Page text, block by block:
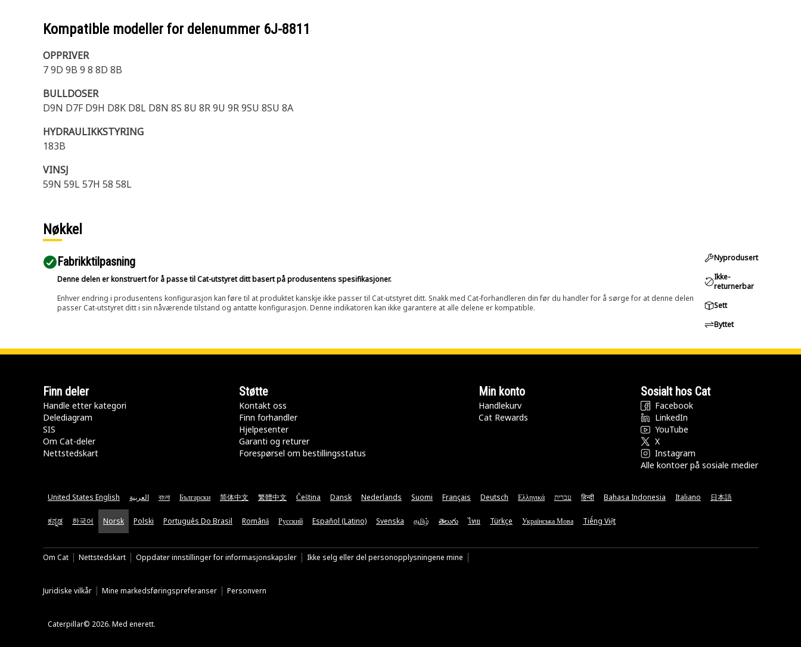
Kompatible modeller for delenummer 6J-8811
OPPRIVER
7 9D 9B 9 8 8D 8B
BULLDOSER
D9N D7F D9H D8K D8L D8N 8S 8U 8R 9U 9R 9SU 8SU 8A
HYDRAULIKKSTYRING
183B
VINSJ
59N 59L 57H 58 58L
Nøkkel
Fabrikktilpasning
Denne delen er konstruert for å passe til Cat-utstyret ditt basert på produsentens spesifikasjoner.
Enhver endring i produsentens konfigurasjon kan føre til at produktet kanskje ikke passer til Cat-utstyret ditt. Snakk med Cat-forhandleren din før du handler for å sørge for at denne delen
passer Cat-utstyret ditt i sin nåværende tilstand og antatte konfigurasjon. Denne indikatoren kan ikke garantere at alle delene er kompatible.
Nyprodusert
Ikke-
returnerbar
Sett
Byttet
Finn deler
Handle etter kategori
Delediagram
SIS
Om Cat-deler
Nettstedskart
Støtte
Kontakt oss
Finn forhandler
Hjelpesenter
Garanti og returer
Forespørsel om bestillingsstatus
Min konto
Handlekurv
Cat Rewards
Sosialt hos Cat
Facebook
LinkedIn
YouTube
X
Instagram
Alle kontoer på sosiale medier
United States English العربية বাংলা Български 简体中文 繁體中文 Čeština Dansk Nederlands Suomi Français Deutsch Ελληνικά עברית हिन्दी Bahasa Indonesia Italiano 日本語
ಕನ್ನಡ 한국어 Norsk Polski Português Do Brasil Română Русский Español (Latino) Svenska தமிழ் తెలుగు ไทย Türkçe Українська Мова Tiếng Việt
Om Cat Nettstedskart Oppdater innstillinger for informasjonskapsler Ikke selg eller del personopplysningene mine
Juridiske vilkår Mine markedsføringspreferanser Personvern
Caterpillar© 2026. Med enerett.